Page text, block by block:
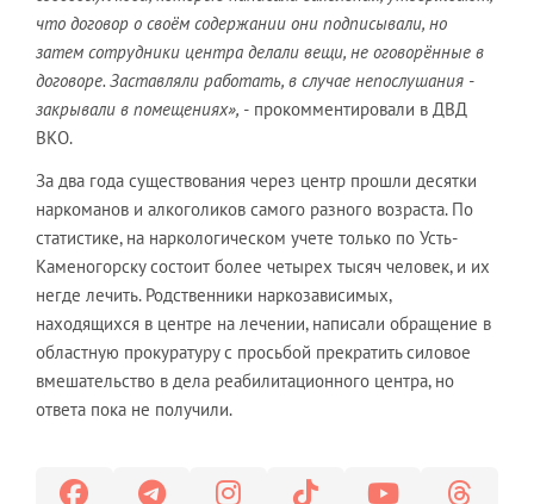
что договор о своём содержании они подписывали, но
затем сотрудники центра делали вещи, не оговорённые в
договоре. Заставляли работать, в случае непослушания -
закрывали в помещениях», - прокомментировали в ДВД
ВКО.
За два года существования через центр прошли десятки
наркоманов и алкоголиков самого разного возраста. По
статистике, на наркологическом учете только по Усть-
Каменогорску состоит более четырех тысяч человек, и их
негде лечить. Родственники наркозависимых,
находящихся в центре на лечении, написали обращение в
областную прокуратуру с просьбой прекратить силовое
вмешательство в дела реабилитационного центра, но
ответа пока не получили.